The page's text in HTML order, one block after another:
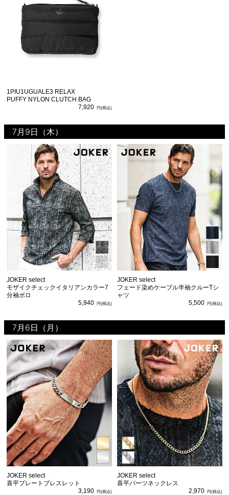
1PIU1UGUALE3 RELAX
PUFFY NYLON CLUTCH BAG
7,920
7月9日（木）
JOKER select
モザイクチェックイタリアンカラー7
分袖ポロ
5,940
JOKER select
フェード染めケーブル半袖クルーTシ
ャツ
5,500
7月6日（月）
JOKER select
喜平プレートブレスレット
3,190
JOKER select
喜平パーツネックレス
2,970